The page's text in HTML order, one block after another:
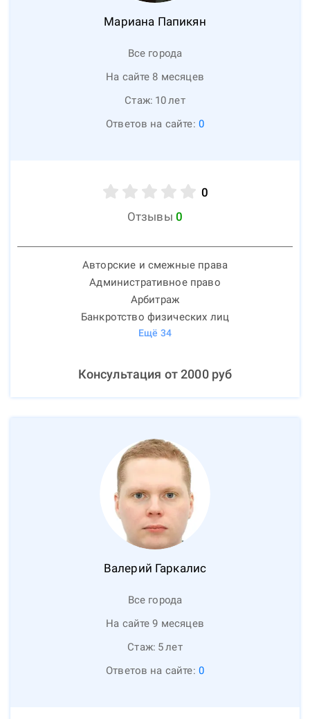
Мариана Папикян
Все города
На сайте 8 месяцев
Стаж: 10лет
Ответов на сайте: 0
0
Отзывы 0
Авторские и смежные права
Административное право
Арбитраж
Банкротство физических лиц
Ещё 34
Консультация от2000руб
Валерий Гаркалис
Все города
На сайте 9 месяцев
Стаж: 5лет
Ответов на сайте: 0